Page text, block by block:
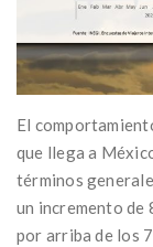
El
que llega a
términos
un incremento de
por arriba de los